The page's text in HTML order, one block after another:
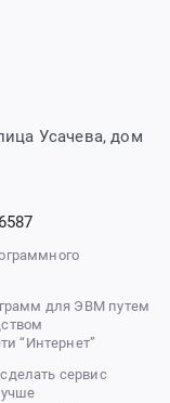
Усачева, дом
для ЭВМ путем
“Интернет”
сервис